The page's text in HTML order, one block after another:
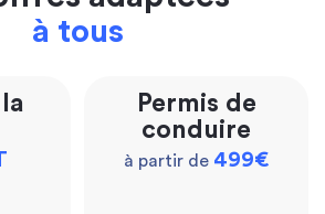
à tous
Permis de
conduire
à partir de 499€